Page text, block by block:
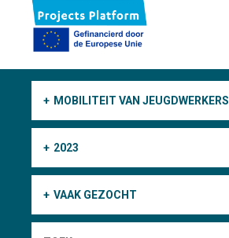
MOBILITEIT VAN JEUGDWERKERS
2023
VAAK GEZOCHT